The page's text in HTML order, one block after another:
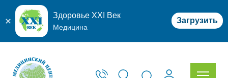
Здоровье XXI Век
Медицина
Загрузить